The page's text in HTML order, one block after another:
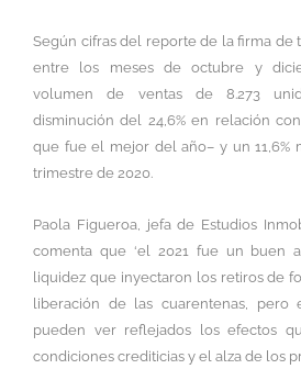
Según cifras del reporte de la firma de
entre los meses de octubre y
volumen de ventas de 8.273
disminución del 24,6% en relación
que fue el mejor del año– y un 11,6%
trimestre de 2020.
Paola Figueroa, jefa de Estudios
comenta que ‘el 2021 fue un buen
liquidez que inyectaron los retiros de
liberación de las cuarentenas,
pueden ver reflejados los efectos
condiciones crediticias y el alza de los